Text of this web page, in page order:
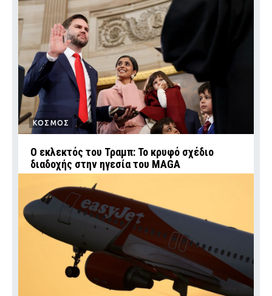
ΚΟΣΜΟΣ
Ο εκλεκτός του Τραμπ: Το κρυφό σχέδιο
διαδοχής στην ηγεσία του MAGA